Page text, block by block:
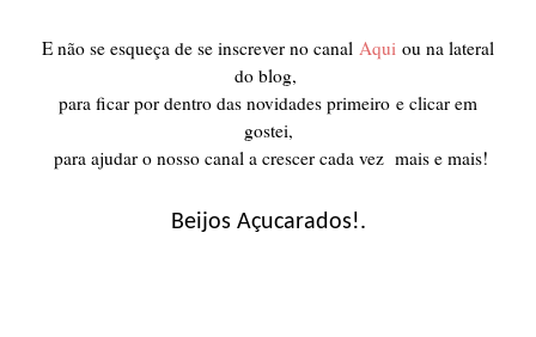
E não se esqueça de se inscrever no canal Aqui ou na lateral
do blog,
para ficar por dentro das novidades primeiro e clicar em
gostei,
para ajudar o nosso canal a crescer cada vez mais e mais!
Beijos Açucarados!.